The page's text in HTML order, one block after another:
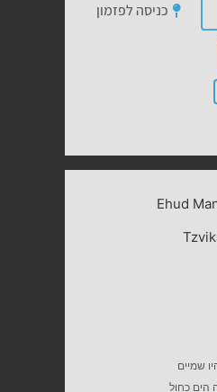
כניסה לפזמון
Ehud
שמיים
הים כחול